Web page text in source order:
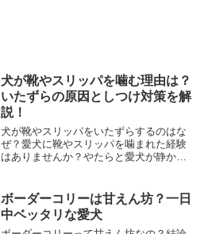
犬が靴やスリッパを噛む理由は？
いたずらの原因としつけ対策を解
説！
犬が靴やスリッパをいたずらするのはな
ぜ？愛犬に靴やスリッパを噛まれた経験
はありませんか？やたらと愛犬が静かだ
を飼っているとよくありますよね。実
は、犬が靴やスリッパをいた...
ボーダーコリーは甘えん坊？一日
中ベッタリな愛犬